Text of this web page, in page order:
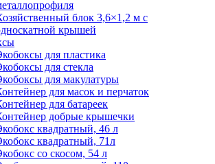
блок 3,6×1,2 м с
крышей
для пластика
для стекла
для макулатуры
для масок и перчаток
для батареек
добрые крышечки
квадратный, 46 л
квадратный, 71л
со скосом, 54 л